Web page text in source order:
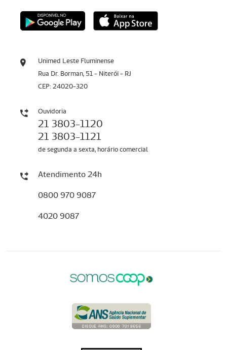
Unimed Leste Fluminense
Rua Dr. Borman, 51 - Niterói - RJ
CEP: 24020-320
Ouvidoria
21 3803-1120
21 3803-1121
de segunda a sexta, horário comercial
Atendimento 24h
0800 970 9087
4020 9087